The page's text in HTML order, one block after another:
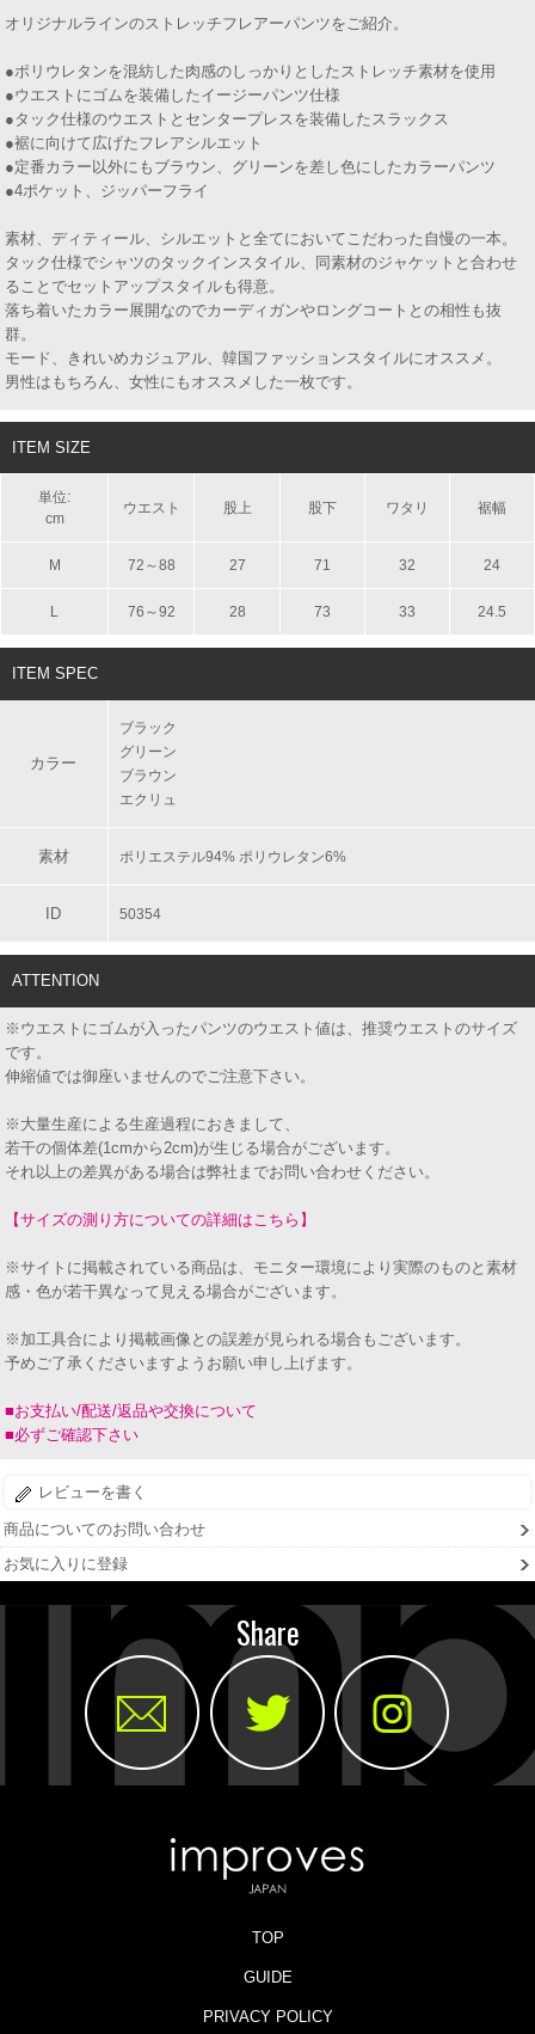
オリジナルラインのストレッチフレアーパンツをご紹介。
●ポリウレタンを混紡した肉感のしっかりとしたストレッチ素材を使用
●ウエストにゴムを装備したイージーパンツ仕様
●タック仕様のウエストとセンタープレスを装備したスラックス
●裾に向けて広げたフレアシルエット
●定番カラー以外にもブラウン、グリーンを差し色にしたカラーパンツ
●4ポケット、ジッパーフライ
素材、ディティール、シルエットと全てにおいてこだわった自慢の一本。
タック仕様でシャツのタックインスタイル、同素材のジャケットと合わせ
ることでセットアップスタイルも得意。
落ち着いたカラー展開なのでカーディガンやロングコートとの相性も抜
群。
モード、きれいめカジュアル、韓国ファッションスタイルにオススメ。
男性はもちろん、女性にもオススメした一枚です。
ITEM SIZE
単位:
cm
ウエスト 股上 股下 ワタリ 裾幅
M 72～88 27 71 32 24
L 76～92 28 73 33 24.5
ITEM SPEC
カラー
ブラック
グリーン
ブラウン
エクリュ
素材 ポリエステル94% ポリウレタン6%
ID 50354
ATTENTION
※ウエストにゴムが入ったパンツのウエスト値は、推奨ウエストのサイズ
です。
伸縮値では御座いませんのでご注意下さい。
※大量生産による生産過程におきまして、
若干の個体差(1cmから2cm)が生じる場合がございます。
それ以上の差異がある場合は弊社までお問い合わせください。
【サイズの測り方についての詳細はこちら】
※サイトに掲載されている商品は、モニター環境により実際のものと素材
感・色が若干異なって見える場合がございます。
※加工具合により掲載画像との誤差が見られる場合もございます。
予めご了承くださいますようお願い申し上げます。
■お支払い/配送/返品や交換について
■必ずご確認下さい
レビューを書く
商品についてのお問い合わせ
お気に入りに登録
Share
TOP
GUIDE
PRIVACY POLICY